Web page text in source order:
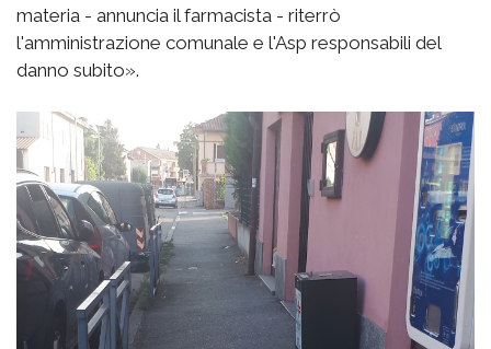
materia - annuncia il farmacista - riterrò
l'amministrazione comunale e l'Asp responsabili del
danno subito».